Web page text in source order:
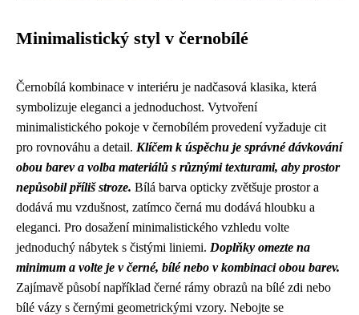
Minimalistický styl v černobílé
Černobílá kombinace v interiéru je nadčasová klasika, která
symbolizuje eleganci a jednoduchost. Vytvoření
minimalistického pokoje v černobílém provedení vyžaduje cit
pro rovnováhu a detail. Klíčem k úspěchu je správné dávkování
obou barev a volba materiálů s různými texturami, aby prostor
nepůsobil příliš stroze. Bílá barva opticky zvětšuje prostor a
dodává mu vzdušnost, zatímco černá mu dodává hloubku a
eleganci. Pro dosažení minimalistického vzhledu volte
jednoduchý nábytek s čistými liniemi. Doplňky omezte na
minimum a volte je v černé, bílé nebo v kombinaci obou barev.
Zajímavě působí například černé rámy obrazů na bílé zdi nebo
bílé vázy s černými geometrickými vzory. Nebojte se